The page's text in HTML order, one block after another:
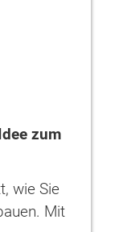
zum
wie Sie
Mit